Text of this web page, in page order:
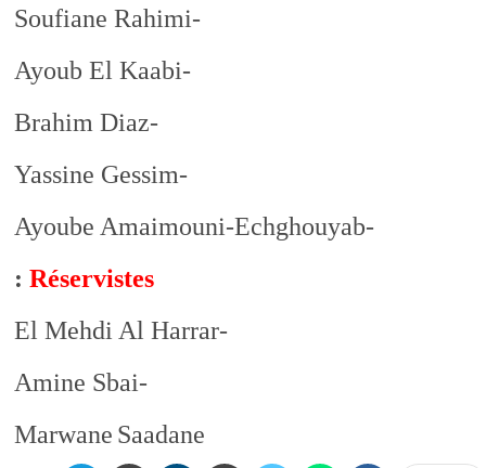
-Soufiane Rahimi
-Ayoub El Kaabi
-Brahim Diaz
-Yassine Gessim
-Ayoube Amaimouni-Echghouyab
Réservistes
:
-El Mehdi Al Harrar
-Amine Sbai
Marwane Saadane